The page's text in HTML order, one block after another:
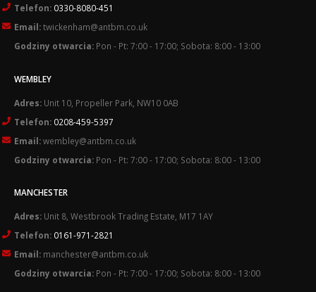
Telefon: 0330-8080-451
Email:twickenham@antbm.co.uk
Godziny otwarcia: Pon - Pt: 7:00 - 17:00; Sobota: 8:00 - 13:00
WEMBLEY
Adres: Unit 10, Propeller Park, NW10 0AB
Telefon: 0208-459-5397
Email:wembley@antbm.co.uk
Godziny otwarcia: Pon - Pt: 7:00 - 17:00; Sobota: 8:00 - 13:00
MANCHESTER
Adres: Unit 8, Westbrook Trading Estate, M17 1AY
Telefon: 0161-971-2821
Email: manchester@antbm.co.uk
Godziny otwarcia: Pon - Pt: 7:00 - 17:00; Sobota: 8:00 - 13:00